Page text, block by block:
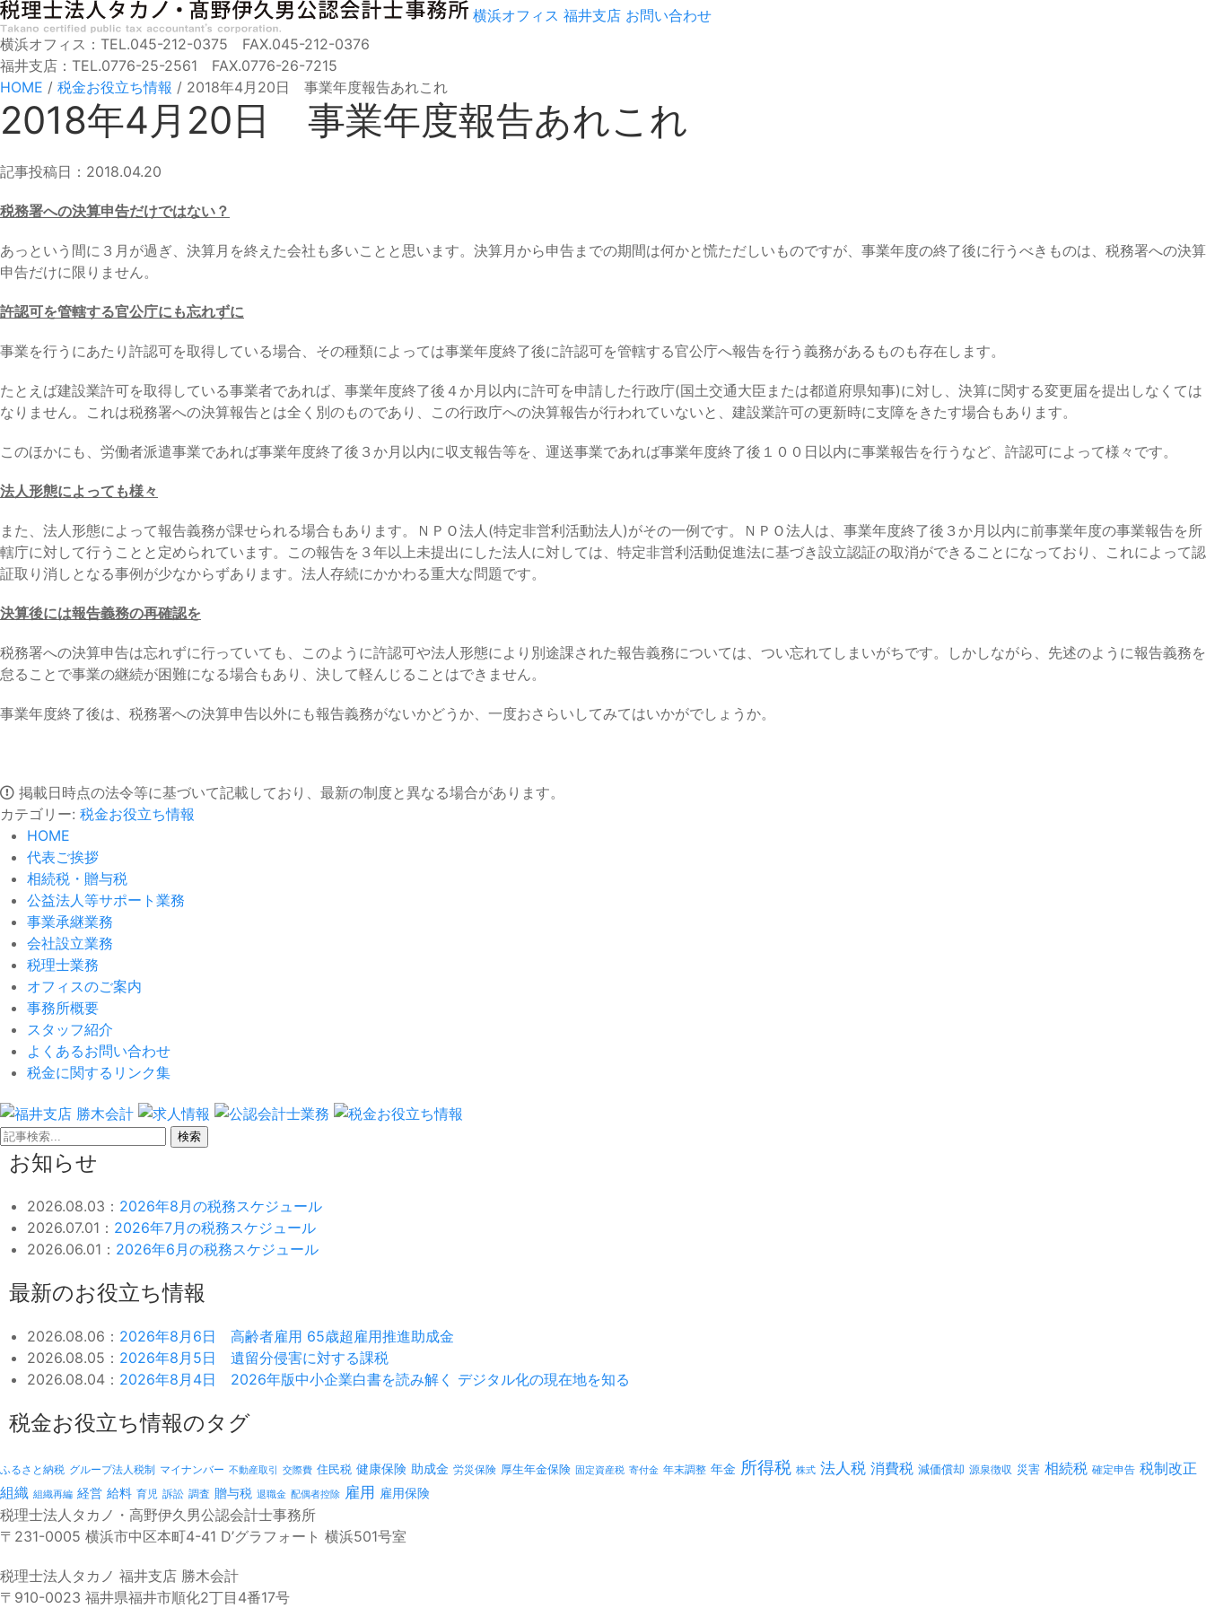
横浜オフィス 福井支店 お問い合わせ
横浜オフィス：TEL.045-212-0375 FAX.045-212-0376
福井支店：TEL.0776-25-2561 FAX.0776-26-7215
HOME / 税金お役立ち情報 / 2018年4月20日 事業年度報告あれこれ
2018年4月20日 事業年度報告あれこれ
記事投稿日：2018.04.20
税務署への決算申告だけではない？
あっという間に３月が過ぎ、決算月を終えた会社も多いことと思います。決算月から申告までの期間は何かと慌ただしいものですが、事業年度の終了後に行うべきものは、税務署への決算
申告だけに限りません。
許認可を管轄する官公庁にも忘れずに
事業を行うにあたり許認可を取得している場合、その種類によっては事業年度終了後に許認可を管轄する官公庁へ報告を行う義務があるものも存在します。
たとえば建設業許可を取得している事業者であれば、事業年度終了後４か月以内に許可を申請した行政庁(国土交通大臣または都道府県知事)に対し、決算に関する変更届を提出しなくては
なりません。これは税務署への決算報告とは全く別のものであり、この行政庁への決算報告が行われていないと、建設業許可の更新時に支障をきたす場合もあります。
このほかにも、労働者派遣事業であれば事業年度終了後３か月以内に収支報告等を、運送事業であれば事業年度終了後１００日以内に事業報告を行うなど、許認可によって様々です。
法人形態によっても様々
また、法人形態によって報告義務が課せられる場合もあります。ＮＰＯ法人(特定非営利活動法人)がその一例です。ＮＰＯ法人は、事業年度終了後３か月以内に前事業年度の事業報告を所
轄庁に対して行うことと定められています。この報告を３年以上未提出にした法人に対しては、特定非営利活動促進法に基づき設立認証の取消ができることになっており、これによって認
証取り消しとなる事例が少なからずあります。法人存続にかかわる重大な問題です。
決算後には報告義務の再確認を
税務署への決算申告は忘れずに行っていても、このように許認可や法人形態により別途課された報告義務については、つい忘れてしまいがちです。しかしながら、先述のように報告義務を
怠ることで事業の継続が困難になる場合もあり、決して軽んじることはできません。
事業年度終了後は、税務署への決算申告以外にも報告義務がないかどうか、一度おさらいしてみてはいかがでしょうか。
掲載日時点の法令等に基づいて記載しており、最新の制度と異なる場合があります。
カテゴリー: 税金お役立ち情報
HOME
代表ご挨拶
相続税・贈与税
公益法人等サポート業務
事業承継業務
会社設立業務
税理士業務
オフィスのご案内
事務所概要
スタッフ紹介
よくあるお問い合わせ
税金に関するリンク集
検索
お知らせ
2026.08.03： 2026年8月の税務スケジュール
2026.07.01： 2026年7月の税務スケジュール
2026.06.01： 2026年6月の税務スケジュール
最新のお役立ち情報
2026.08.06： 2026年8月6日 高齢者雇用 65歳超雇用推進助成金
2026.08.05： 2026年8月5日 遺留分侵害に対する課税
2026.08.04： 2026年8月4日 2026年版中小企業白書を読み解く デジタル化の現在地を知る
税金お役立ち情報のタグ
ふるさと納税 グループ法人税制 マイナンバー 不動産取引 交際費 住民税 健康保険 助成金 労災保険 厚生年金保険 固定資産税 寄付金 年末調整 年金 所得税 株式 法人税 消費税 減価償却 源泉徴収 災害 相続税 確定申告 税制改正
組織 組織再編 経営 給料 育児 訴訟 調査 贈与税 退職金 配偶者控除 雇用 雇用保険
税理士法人タカノ・高野伊久男公認会計士事務所
〒231-0005 横浜市中区本町4-41 D’グラフォート 横浜501号室
税理士法人タカノ 福井支店 勝木会計
〒910-0023 福井県福井市順化2丁目4番17号